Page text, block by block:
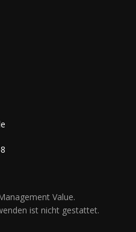
Value.
ist nicht gestattet.